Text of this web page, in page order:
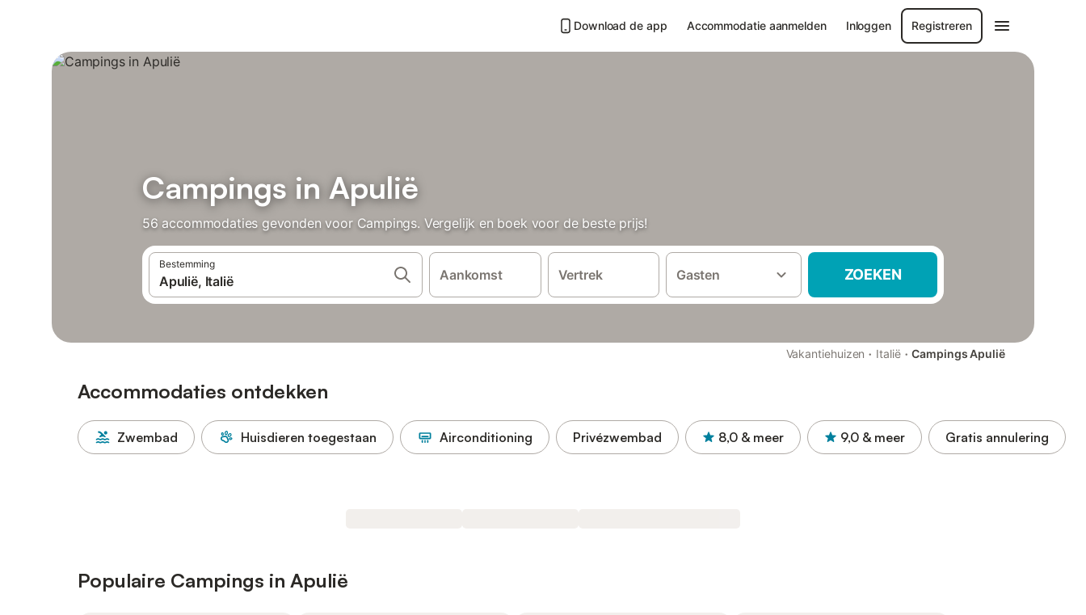
Download de app Accommodatie aanmelden Inloggen Registreren
Campings in Apulië
56 accommodaties gevonden voor Campings. Vergelijk en boek voor de beste prijs!
Bestemming
Aankomst Vertrek Gasten ZOEKEN
Vakantiehuizen · Italië · Campings Apulië
Accommodaties ontdekken
Zwembad Huisdieren toegestaan Airconditioning Privézwembad 8,0 & meer 9,0 & meer Gratis annulering
Populaire Campings in Apulië